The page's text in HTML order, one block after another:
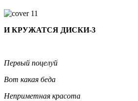
И КРУЖАТСЯ ДИСКИ-3
Первый поцелуй
Вот какая беда
Неприметная красота